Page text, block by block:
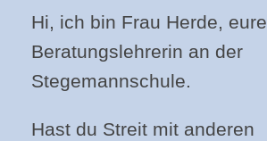
Hi, ich bin Frau Herde, eure
Beratungslehrerin an der
Stegemannschule.
Hast du Streit mit anderen